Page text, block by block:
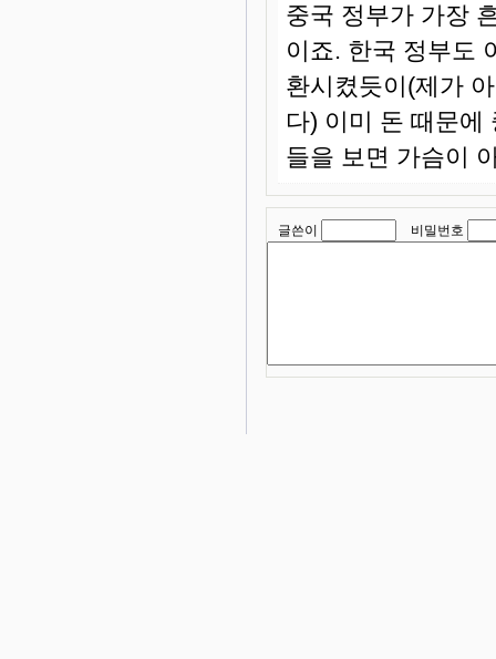
중국 정부가 가장
이죠. 한국 정부도
환시켰듯이(제가
다) 이미 돈 때문에
들을 보면 가슴이
글쓴이 비밀번호